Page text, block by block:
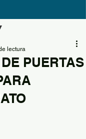
PUERTAS
lectura